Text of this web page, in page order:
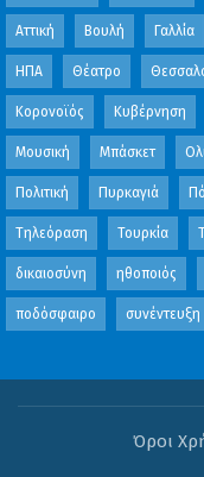
Αττική Βουλή Γαλλία
ΗΠΑ Θέατρο
Κορονοϊός Κυβέρνηση
Μουσική Μπάσκετ
Πολιτική Πυρκαγιά
Τηλεόραση Τουρκία
δικαιοσύνη ηθοποιός
ποδόσφαιρο συνέντευξη
Όροι